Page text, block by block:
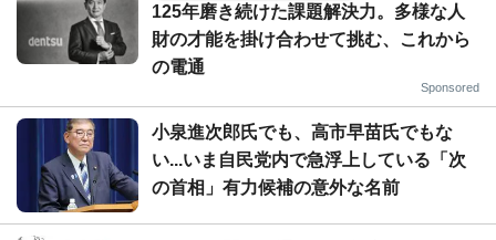
125年磨き続けた課題解決力。多様な人
財の才能を掛け合わせて挑む、これから
の電通
Sponsored
小泉進次郎氏でも、高市早苗氏でもな
い...いま自民党内で急浮上している「次
の首相」有力候補の意外な名前